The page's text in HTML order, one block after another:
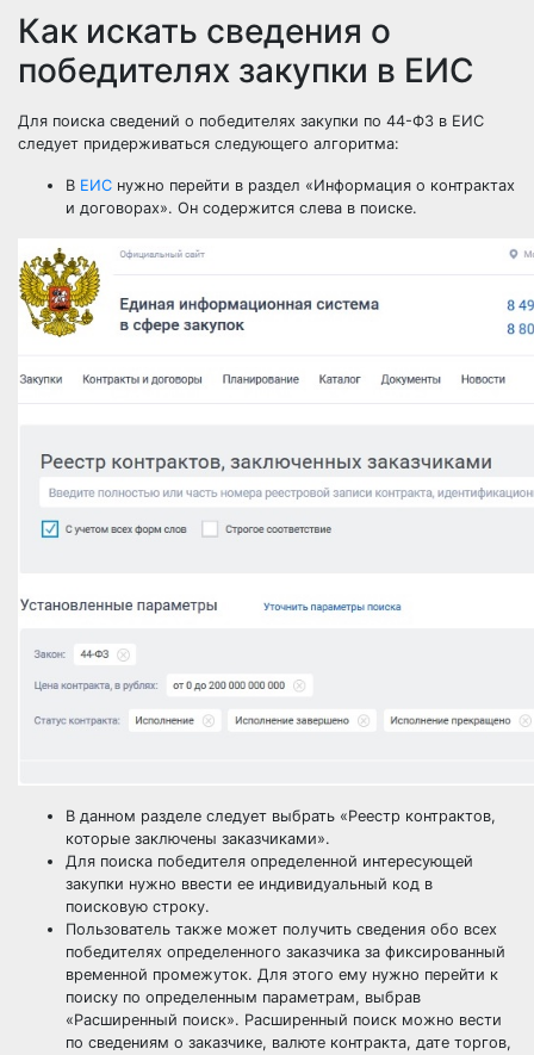
Как искать сведения о
победителях закупки в ЕИС
Для поиска сведений о победителях закупки по 44-ФЗ в ЕИС
следует придерживаться следующего алгоритма:
В ЕИС нужно перейти в раздел «Информация о контрактах
и договорах». Он содержится слева в поиске.
В данном разделе следует выбрать «Реестр контрактов,
которые заключены заказчиками».
Для поиска победителя определенной интересующей
закупки нужно ввести ее индивидуальный код в
поисковую строку.
Пользователь также может получить сведения обо всех
победителях определенного заказчика за фиксированный
временной промежуток. Для этого ему нужно перейти к
поиску по определенным параметрам, выбрав
«Расширенный поиск». Расширенный поиск можно вести
по сведениям о заказчике, валюте контракта, дате торгов,